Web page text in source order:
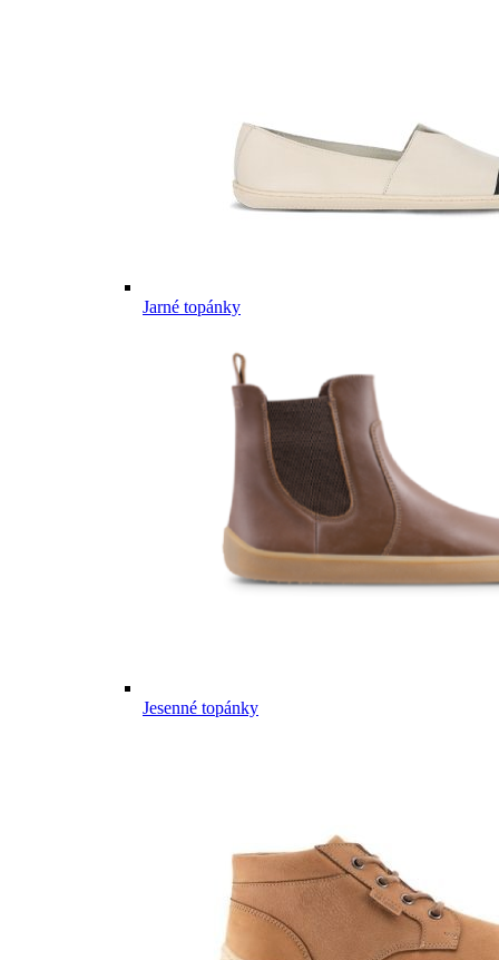
Jarné topánky
Jesenné topánky